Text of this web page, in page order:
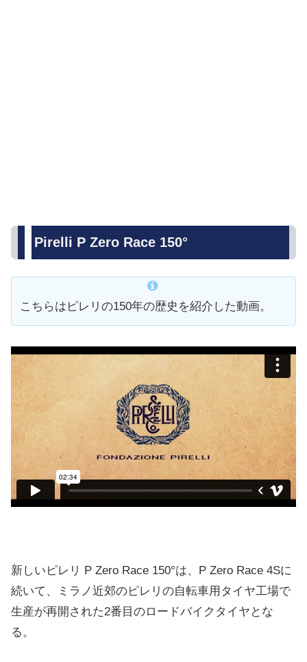
Pirelli P Zero Race 150°
こちらはピレリの150年の歴史を紹介した動画。
新しいピレリ P Zero Race 150°は、P Zero Race 4Sに
続いて、ミラノ近郊のピレリの自転車用タイヤ工場で
生産が再開された2番目のロードバイクタイヤとな
る。